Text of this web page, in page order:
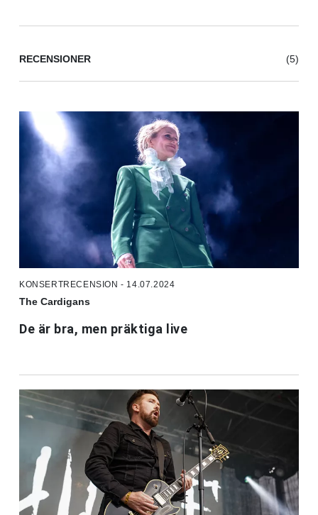
RECENSIONER (5)
KONSERTRECENSION - 14.07.2024
The Cardigans
De är bra, men präktiga live